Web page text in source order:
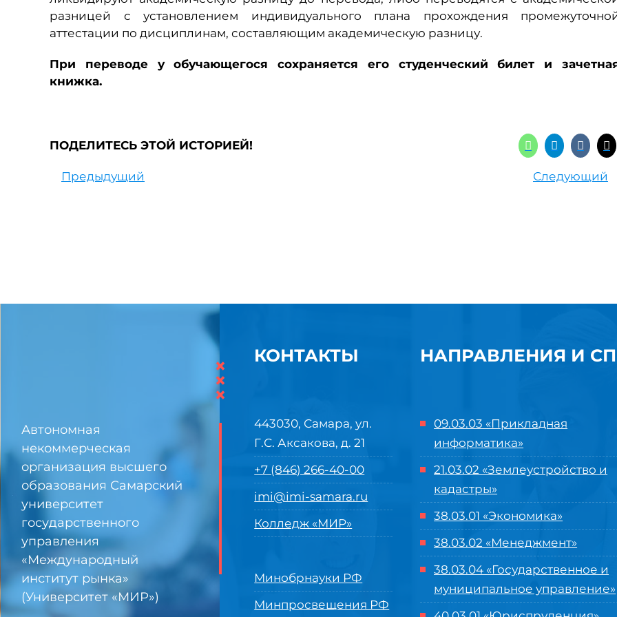
разницей с установлением индивидуального плана прохождения
аттестации по дисциплинам, составляющим академическую разницу.
При переводе у обучающегося сохраняется его студенческий билет и
книжка.
ПОДЕЛИТЕСЬ ЭТОЙ ИСТОРИЕЙ!
Предыдущий Следующий
Автономная
некоммерческая
организация высшего
образования Самарский
университет
государственного
управления
«Международный
институт рынка»
(Университет «МИР»)
×
×
×
КОНТАКТЫ
443030, Самара, ул.
Г.С. Аксакова, д. 21
+7 (846) 266-40-00
imi@imi-samara.ru
Колледж «МИР»
Минобрнауки РФ
Минпросвещения РФ
НАПРАВЛЕНИЯ И
09.03.03 «Прикладная
информатика»
21.03.02 «Землеустройство и
кадастры»
38.03.01 «Экономика»
38.03.02 «Менеджмент»
38.03.04 «Государственное и
муниципальное управление»